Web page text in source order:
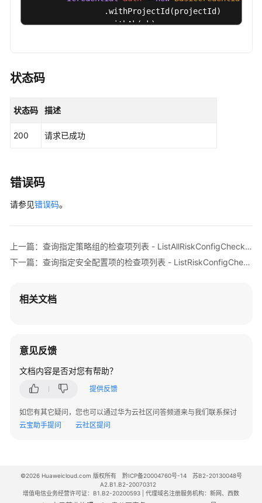
列
-
定
配
置
检
-
查
指
定
项
                .withProjectId(projectId)
                .withAk(ak)
                .withCredential(auth)
            e.printStackTrace();
        }
            e.printStackTrace();
            System.out.println(e.getErrorCode());
        }
    }
状态码
状态码 描述
200 请求已成功
错误码
请参见错误码。
上一篇：查询指定策略组的检查项列表 - ListAllRiskConfigCheckRules
下一篇：查询指定安全配置项的检查项列表 - ListRiskConfigCheckRules
相关文档
意见反馈
文档内容是否对您有帮助？
提供反馈
如您有其它疑问，您也可以通过华为云社区问答频道来与我们联系探讨
云宝助手提问
云社区提问
©2026 Huaweicloud.com 版权所有 黔ICP备20004760号-14
苏B2-20130048号
A2.B1.B2-20070312
增值电信业务经营许可证：B1.B2-20200593 | 代理域名注册服务机构：新网、西数